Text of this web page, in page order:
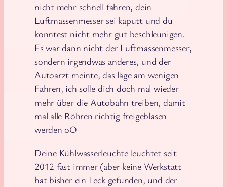
nicht mehr schnell fahren, dein
Luftmassenmesser sei kaputt und du
konntest nicht mehr gut beschleunigen.
Es war dann nicht der Luftmassenmesser,
sondern irgendwas anderes, und der
Autoarzt meinte, das läge am wenigen
Fahren, ich solle dich doch mal wieder
mehr über die Autobahn treiben, damit
mal alle Röhren richtig freigeblasen
werden oO
Deine Kühlwasserleuchte leuchtet seit
2012 fast immer (aber keine Werkstatt
hat bisher ein Leck gefunden, und der